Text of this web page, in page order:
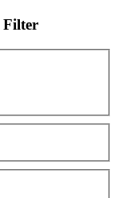
Filter